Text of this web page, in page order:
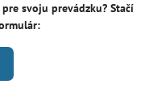
svoju prevádzku? Stačí